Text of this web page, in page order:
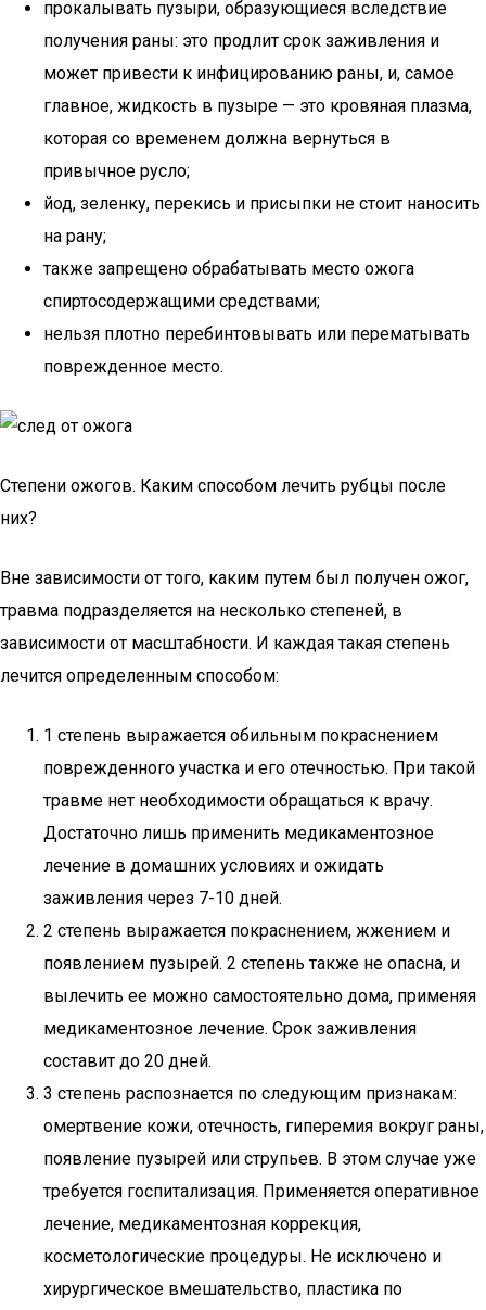
прокалывать пузыри, образующиеся вследствие
получения раны: это продлит срок заживления и
может привести к инфицированию раны, и, самое
главное, жидкость в пузыре — это кровяная плазма,
которая со временем должна вернуться в
привычное русло;
йод, зеленку, перекись и присыпки не стоит наносить
на рану;
также запрещено обрабатывать место ожога
спиртосодержащими средствами;
нельзя плотно перебинтовывать или перематывать
поврежденное место.
Степени ожогов. Каким способом лечить рубцы после
них?
Вне зависимости от того, каким путем был получен ожог,
травма подразделяется на несколько степеней, в
зависимости от масштабности. И каждая такая степень
лечится определенным способом:
1 степень выражается обильным покраснением
поврежденного участка и его отечностью. При такой
травме нет необходимости обращаться к врачу.
Достаточно лишь применить медикаментозное
лечение в домашних условиях и ожидать
заживления через 7-10 дней.
2 степень выражается покраснением, жжением и
появлением пузырей. 2 степень также не опасна, и
вылечить ее можно самостоятельно дома, применяя
медикаментозное лечение. Срок заживления
составит до 20 дней.
3 степень распознается по следующим признакам:
омертвение кожи, отечность, гиперемия вокруг раны,
появление пузырей или струпьев. В этом случае уже
требуется госпитализация. Применяется оперативное
лечение, медикаментозная коррекция,
косметологические процедуры. Не исключено и
хирургическое вмешательство, пластика по